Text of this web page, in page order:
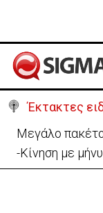
Έκτακτες
Μεγάλο
-Κίνηση με